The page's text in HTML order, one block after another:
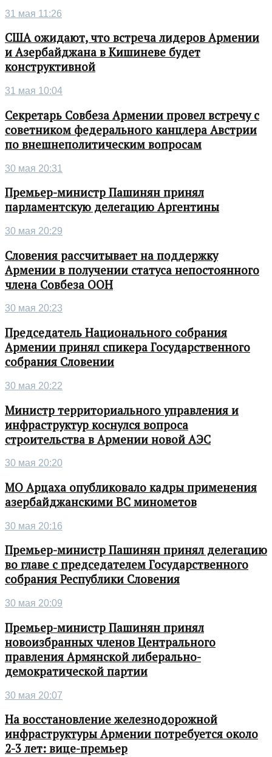
31 мая 11:26
США ожидают, что встреча лидеров Армении
и Азербайджана в Кишиневе будет
конструктивной
31 мая 10:04
Секретарь Совбеза Армении провел встречу с
советником федерального канцлера Австрии
по внешнеполитическим вопросам
30 мая 20:31
Премьер-министр Пашинян принял
парламентскую делегацию Аргентины
30 мая 20:29
Словения рассчитывает на поддержку
Армении в получении статуса непостоянного
члена Совбеза ООН
30 мая 20:23
Председатель Национального собрания
Армении принял спикера Государственного
собрания Словении
30 мая 20:22
Министр территориального управления и
инфраструктур коснулся вопроса
строительства в Армении новой АЭС
30 мая 20:20
МО Арцаха опубликовало кадры применения
азербайджанскими ВС минометов
30 мая 20:16
Премьер-министр Пашинян принял делегацию
во главе с председателем Государственного
собрания Республики Словения
30 мая 20:09
Премьер-министр Пашинян принял
новоизбранных членов Центрального
правления Армянской либерально-
демократической партии
30 мая 20:07
На восстановление железнодорожной
инфраструктуры Армении потребуется около
2-3 лет: вице-премьер